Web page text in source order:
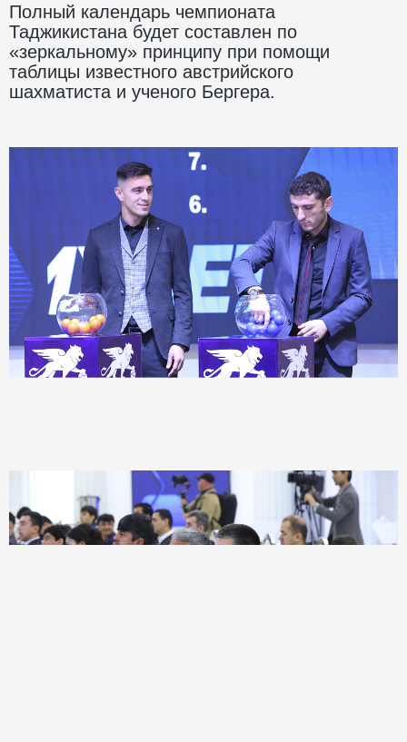
Полный календарь чемпионата
Таджикистана будет составлен по
«зеркальному» принципу при помощи
таблицы известного австрийского
шахматиста и ученого Бергера.